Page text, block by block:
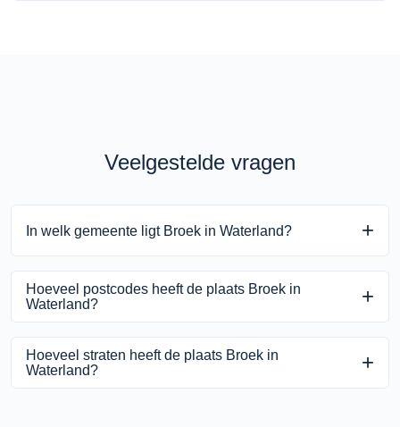
Veelgestelde vragen
In welk gemeente ligt Broek in Waterland?
provincie Noord-Holland.
Hoeveel postcodes heeft de plaats Broek in
Waterland?
Hoeveel straten heeft de plaats Broek in
Waterland?